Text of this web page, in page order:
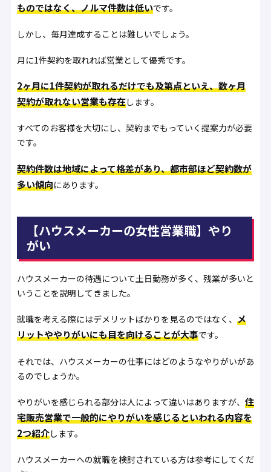
ものではなく、ノルマ件数は低いです。
しかし、毎月達成することは難しいでしょう。
月に1件契約を取れれば営業として優秀です。
2ヶ月に1件契約が取れるだけでも及第点といえ、数ヶ月
契約が取れない営業も存在します。
すべてのお客様を大切にし、契約までもっていく提案力が必要
です。
契約件数は地域によって格差があり、都市部ほど契約数が
多い傾向にあります。
【ハウスメーカーの女性営業職】やり
がい
ハウスメーカーの待遇について土日勤務が多く、残業が多いと
いうことを説明してきました。
就職を考える際にはデメリットばかりを見るのではなく、 メ
リットややりがいにも目を向けることが大事です。
それでは、ハウスメーカーの仕事にはどのようなやりがいがあ
るのでしょうか。
やりがいを感じられる部分は人によって違いはありますが、 住
宅販売営業で一般的にやりがいを感じるといわれる内容を
2つ紹介します。
ハウスメーカーへの就職を検討されている方は参考にしてくだ